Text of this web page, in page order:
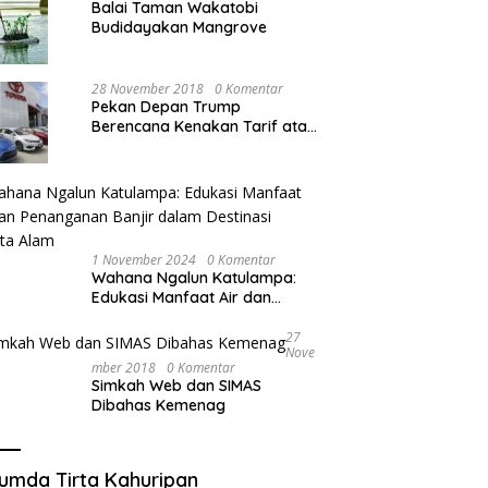
Balai Taman Wakatobi
Budidayakan Mangrove
28 November 2018 0 Komentar
Pekan Depan Trump
Berencana Kenakan Tarif atas
1 November 2024 0 Komentar
Wahana Ngalun Katulampa:
Edukasi Manfaat Air dan
Destinasi Wisata Alam
27
Nove
Mber 2018
0 Komentar
Simkah Web dan SIMAS
Dibahas Kemenag
Tirta Kahuripan